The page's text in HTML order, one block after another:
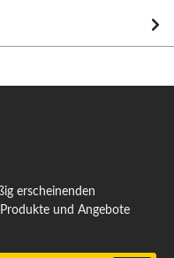
erscheinenden
und Angebote